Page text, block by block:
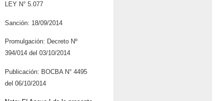
LEY N° 5.077
Sanción: 18/09/2014
Promulgación: Decreto Nº
394/014 del 03/10/2014
Publicación: BOCBA N° 4495
del 06/10/2014